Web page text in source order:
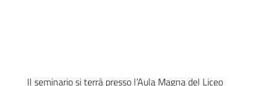
Il seminario si terrà presso l’Aula Magna del Liceo